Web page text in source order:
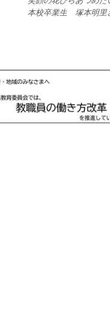
本校卒業生 塚本明里